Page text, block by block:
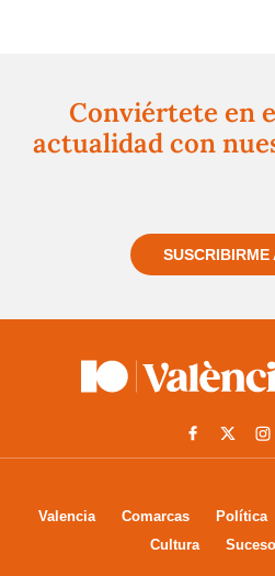
Conviértete en
actualidad con
SUSCRIBIRME
Valencia Comarcas Política
Cultura